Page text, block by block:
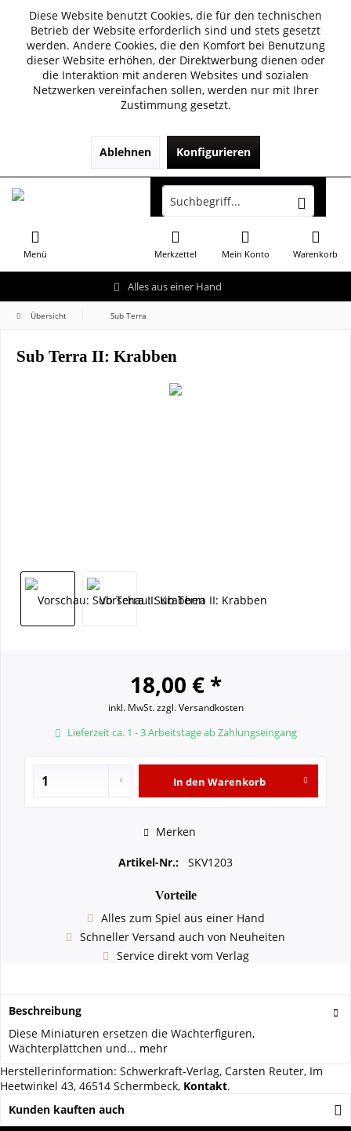
Diese Website benutzt Cookies, die für den technischen
Betrieb der Website erforderlich sind und stets gesetzt
werden. Andere Cookies, die den Komfort bei Benutzung
dieser Website erhöhen, der Direktwerbung dienen oder
die Interaktion mit anderen Websites und sozialen
Netzwerken vereinfachen sollen, werden nur mit Ihrer
Zustimmung gesetzt.
Ablehnen Konfigurieren
Alles aus einer Hand
Menü Warenkorb
Merkzettel Mein Konto
Übersicht Sub Terra
Sub Terra II: Krabben
18,00 € *
inkl. MwSt.zzgl. Versandkosten
Lieferzeit ca. 1 - 3 Arbeitstage ab Zahlungseingang
In den Warenkorb
Merken
Artikel-Nr.: SKV1203
Vorteile
Alles zum Spiel aus einer Hand
Schneller Versand auch von Neuheiten
Service direkt vom Verlag
Beschreibung
Diese Miniaturen ersetzen die Wächterfiguren,
Wächterplättchen und... mehr
Herstellerinformation: Schwerkraft-Verlag, Carsten Reuter, Im
Heetwinkel 43, 46514 Schermbeck, Kontakt.
Kunden kauften auch